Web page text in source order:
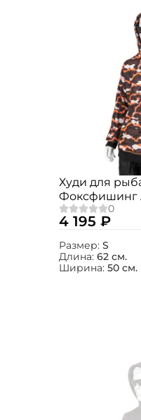
Худи для
Фоксфишинг
4 195 ₽
Размер: S
Длина: 62 см.
Ширина: 50 см.